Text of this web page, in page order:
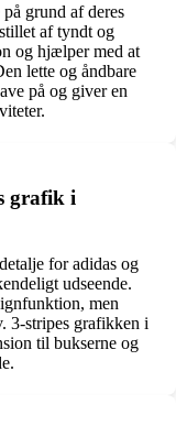
grund af deres
af tyndt og
og hjælper med at
lette og åndbare
på og giver en
grafik i
for adidas og
udseende.
men
3-stripes grafikken i
til bukserne og